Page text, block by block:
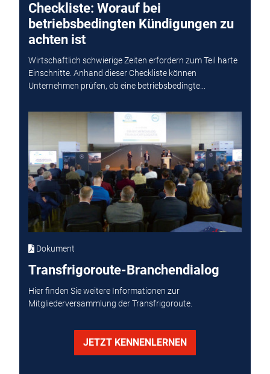
Checkliste: Worauf bei
betriebsbedingten Kündigungen zu
achten ist
Wirtschaftlich schwierige Zeiten erfordern zum Teil harte
Einschnitte. Anhand dieser Checkliste können
Unternehmen prüfen, ob eine betriebsbedingte...
Dokument
Transfrigoroute-Branchendialog
Hier finden Sie weitere Informationen zur
Mitgliederversammlung der Transfrigoroute.
JETZT KENNENLERNEN